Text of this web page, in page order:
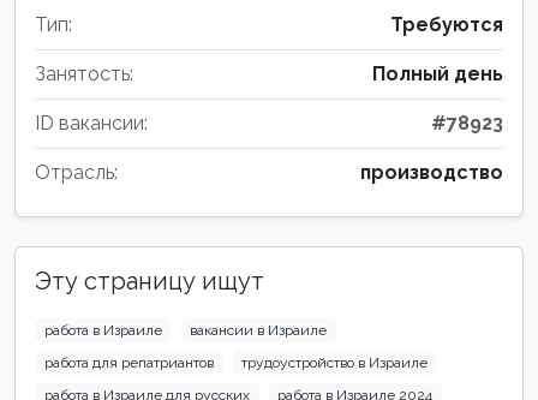
Тип: Требуются
Занятость: Полный день
ID вакансии: #78923
Отрасль: производство
Эту страницу ищут
работа в Израиле
вакансии в Израиле
работа для репатриантов
трудоустройство в Израиле
работа в Израиле для русских
работа в Израиле 2024